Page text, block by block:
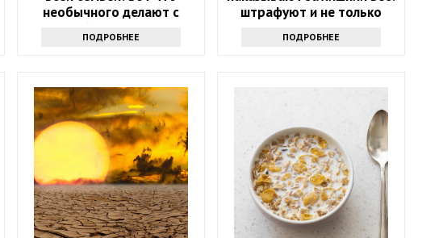
необычного делают с
водой после этого
ПОДРОБНЕЕ
штрафуют и не только
ПОДРОБНЕЕ